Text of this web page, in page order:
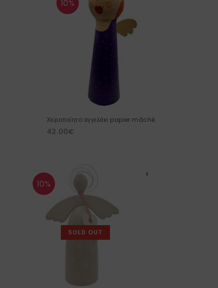
10%
Χειροποίητo αγγελάκι papier mâché
42.00€
10%
SOLD OUT